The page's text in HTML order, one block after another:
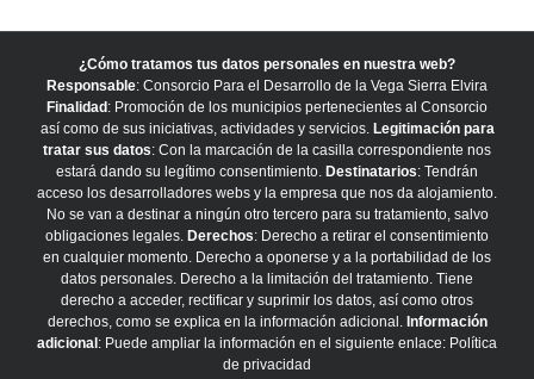
¿Cómo tratamos tus datos personales en nuestra web?
Responsable: Consorcio Para el Desarrollo de la Vega Sierra Elvira
Finalidad : Promoción de los municipios pertenecientes al Consorcio
así como de sus iniciativas, actividades y servicios. Legitimación para
tratar sus datos: Con la marcación de la casilla correspondiente nos
estará dando su legítimo consentimiento. Destinatarios: Tendrán
acceso los desarrolladores webs y la empresa que nos da alojamiento.
No se van a destinar a ningún otro tercero para su tratamiento, salvo
obligaciones legales. Derechos: Derecho a retirar el consentimiento
en cualquier momento. Derecho a oponerse y a la portabilidad de los
datos personales. Derecho a la limitación del tratamiento. Tiene
derecho a acceder, rectificar y suprimir los datos, así como otros
derechos, como se explica en la información adicional. Información
adicional : Puede ampliar la información en el siguiente enlace: Política
de privacidad